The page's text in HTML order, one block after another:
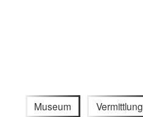
Museum Vermittlung